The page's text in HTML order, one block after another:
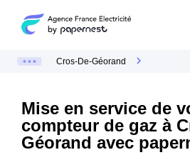
Cros-De-Géorand